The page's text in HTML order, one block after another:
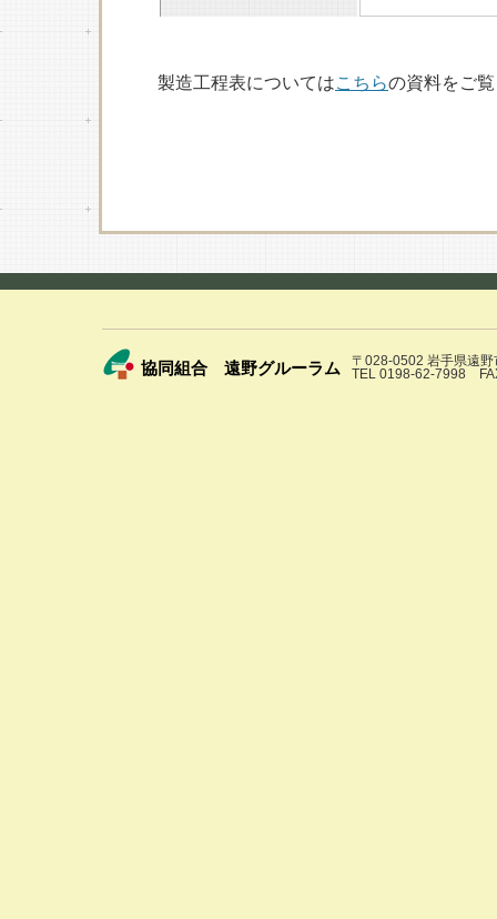
製造工程表についてはこちらの資料をご
協同組合 遠野グルーラム
〒028-0502 岩手県遠
TEL 0198-62-7998